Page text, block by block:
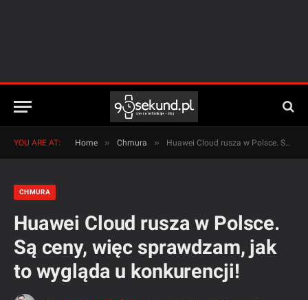
YOU ARE AT: Home » Chmura » Huawei Cloud rusza w Polsce. Są ceny, więc sprawdzam, jak to wygląda u konkurencji!
CHMURA
Huawei Cloud rusza w Polsce.
Są ceny, więc sprawdzam, jak
to wygląda u konkurencji!